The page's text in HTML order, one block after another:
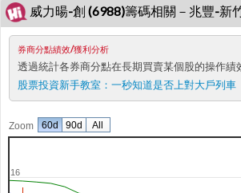
威力暘-創 (6988)籌碼相關－兆豐-新
券商分點績效/獲利分析
透過統計各券商分點在長期買賣某個股的操作
股票投資新手教室： 一秒知道是否上對大戶列車
Zoom
16
60d 90d All